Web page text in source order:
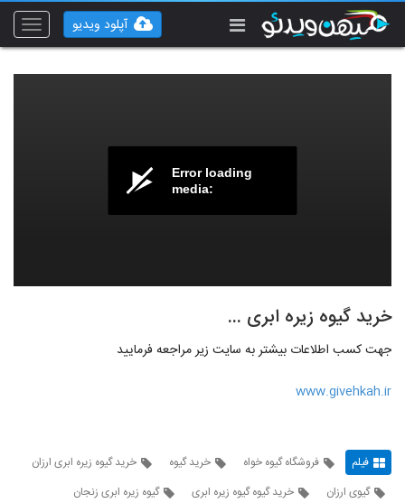
Toggle
آپلود ویدیو
Error loading
media:
خرید گیوه زیره ابری ...
جهت کسب اطلاعات بیشتر به سایت زیر مراجعه فرمایید
www.givehkah.ir
فیلم فروشگاه گیوه خواه خرید گیوه
خرید گیوه زیره ابری ارزان
گیوی ارزان
خرید گیوه گیوه زیره ابری
گیوه زیره ابری زنجان